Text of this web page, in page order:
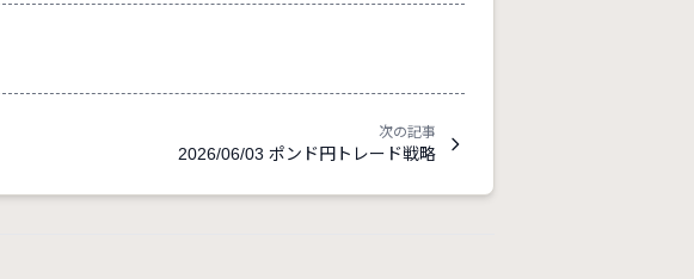
次の記事
2026/06/03 ポンド円トレード戦略